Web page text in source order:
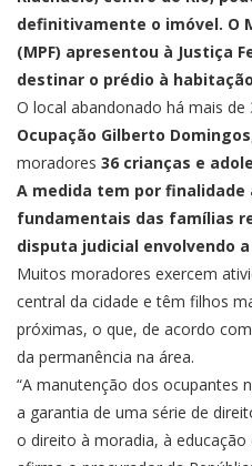
definitivamente o imóvel. O
(MPF) apresentou à Justiça
destinar o prédio à
O local abandonado há mais de
Ocupação Gilberto Domingos
moradores 36 crianças e
A medida tem por
fundamentais das famílias
disputa judicial envolvendo
Muitos moradores exercem
central da cidade e têm filhos
próximas, o que, de acordo
da permanência na área.
“A manutenção dos ocupantes
a garantia de uma série de
o direito à moradia, à educação